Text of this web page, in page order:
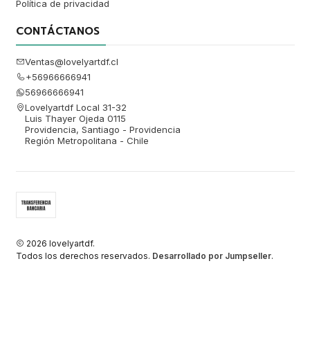
Política de privacidad
CONTÁCTANOS
Ventas@lovelyartdf.cl
+56966666941
56966666941
Lovelyartdf Local 31-32
Luis Thayer Ojeda 0115
Providencia, Santiago - Providencia
Región Metropolitana - Chile
2026 lovelyartdf.
Todos los derechos reservados. Desarrollado por Jumpseller.